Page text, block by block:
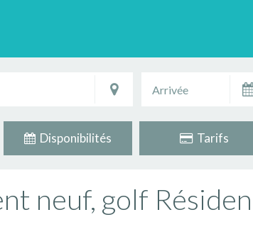
Disponibilités Tarifs
neuf, golf